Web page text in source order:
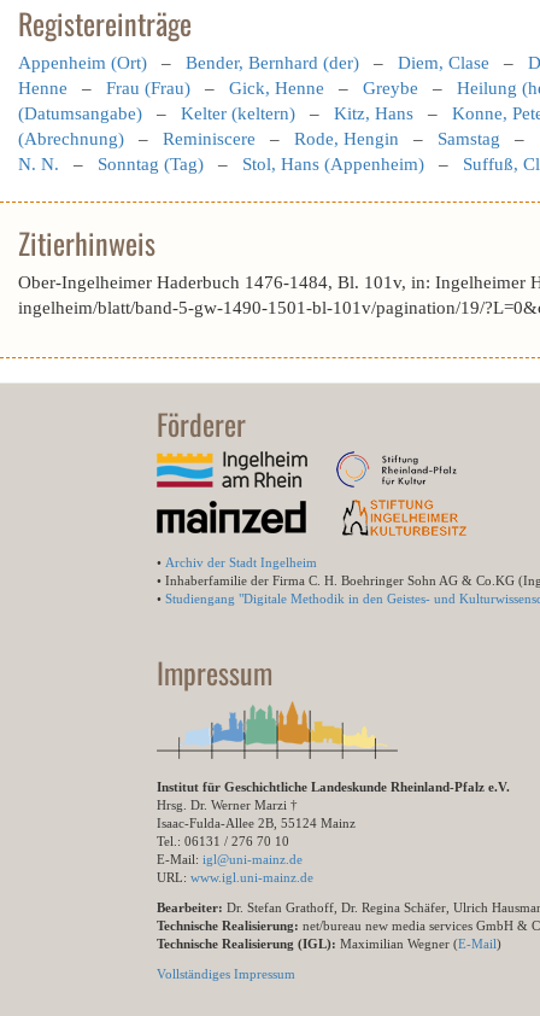
Registereinträge
Appenheim (Ort) – Bender, Bernhard (der) – Diem, Clase –
Henne – Frau (Frau) – Gick, Henne – Greybe – Heilung
(Datumsangabe) – Kelter (keltern) – Kitz, Hans – Konne,
(Abrechnung) – Reminiscere – Rode, Hengin – Samstag –
N. N. – Sonntag (Tag) – Stol, Hans (Appenheim) – Suffuß,
Zitierhinweis
Ober-Ingelheimer Haderbuch 1476-1484, Bl. 101v, in: Ingelheimer
ingelheim/blatt/band-5-gw-1490-1501-bl-101v/pagination/19/
Förderer
• Archiv der Stadt Ingelheim
• Inhaberfamilie der Firma C. H. Boehringer Sohn AG & Co.KG
• Studiengang "Digitale Methodik in den Geistes- und
Impressum
Institut für Geschichtliche Landeskunde Rheinland-Pfalz e.V.
Hrsg. Dr. Werner Marzi †
Isaac-Fulda-Allee 2B, 55124 Mainz
Tel.: 06131 / 276 70 10
E-Mail: igl@uni-mainz.de
URL: www.igl.uni-mainz.de
Bearbeiter: Dr. Stefan Grathoff, Dr. Regina Schäfer, Ulrich
Technische Realisierung: net/bureau new media services GmbH &
Technische Realisierung (IGL): Maximilian Wegner (E-Mail)
Vollständiges Impressum